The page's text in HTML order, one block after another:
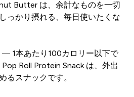
Butter は、余計なものを一切
っかり摂れる、毎日使いたくな
— 1本あたり100カロリー以下で
Roll Protein Snack は、外出
るスナックです。